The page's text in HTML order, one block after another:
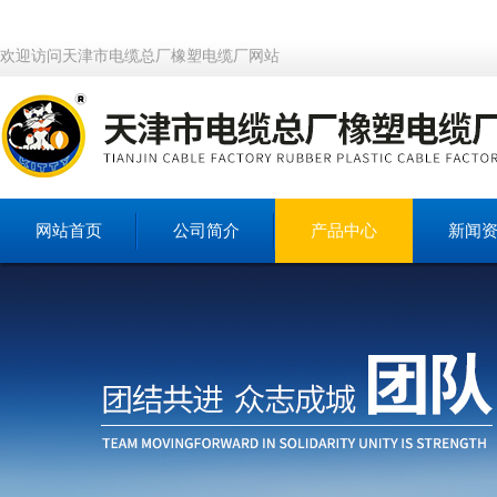
欢迎访问天津市电缆总厂橡塑电缆厂网站
网站首页 公司简介 产品中心 新闻